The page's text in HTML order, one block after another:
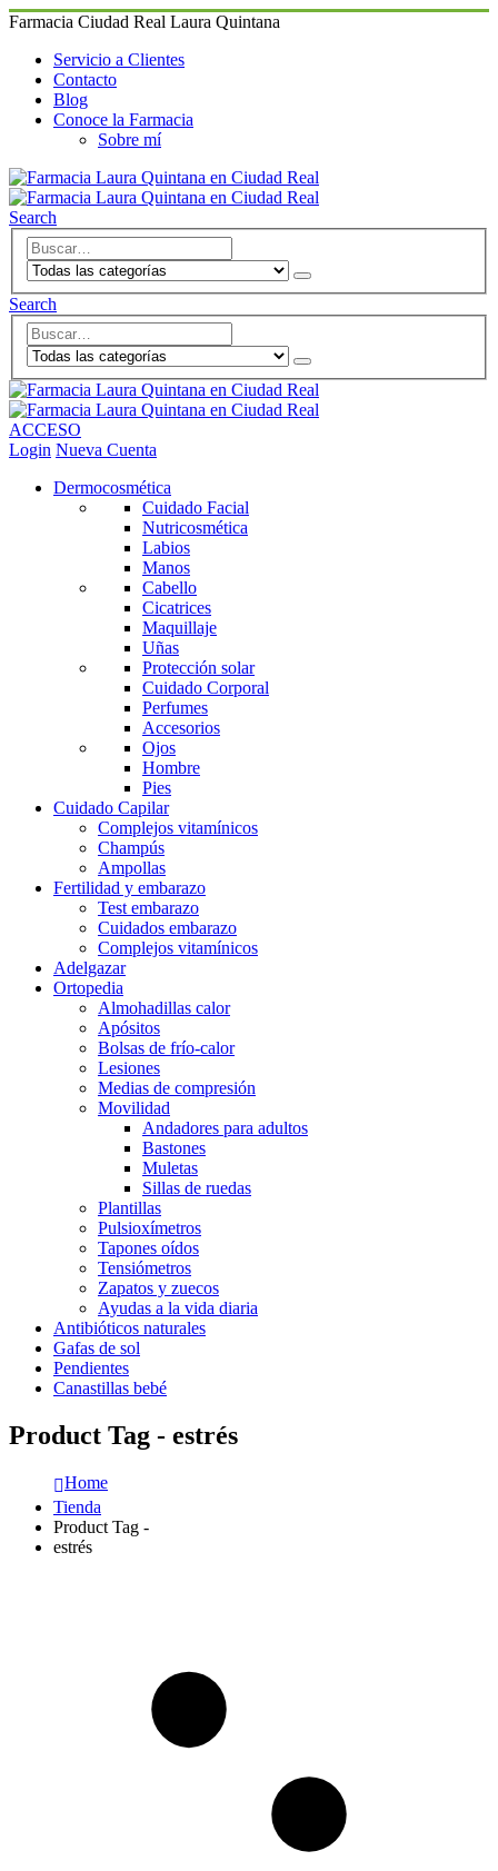
Farmacia Ciudad Real Laura Quintana
Servicio a Clientes
Contacto
Blog
Conoce la Farmacia
Sobre mí
Search
Search
ACCESO
Login Nueva Cuenta
Dermocosmética
Cuidado Facial
Nutricosmética
Labios
Manos
Cabello
Cicatrices
Maquillaje
Uñas
Protección solar
Cuidado Corporal
Perfumes
Accesorios
Ojos
Hombre
Pies
Cuidado Capilar
Complejos vitamínicos
Champús
Ampollas
Fertilidad y embarazo
Test embarazo
Cuidados embarazo
Complejos vitamínicos
Adelgazar
Ortopedia
Almohadillas calor
Apósitos
Bolsas de frío-calor
Lesiones
Medias de compresión
Movilidad
Andadores para adultos
Bastones
Muletas
Sillas de ruedas
Plantillas
Pulsioxímetros
Tapones oídos
Tensiómetros
Zapatos y zuecos
Ayudas a la vida diaria
Antibióticos naturales
Gafas de sol
Pendientes
Canastillas bebé
Product Tag - estrés
Home
Tienda
Product Tag -
estrés